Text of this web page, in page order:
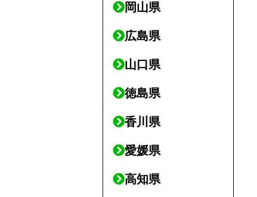
岡山県
広島県
山口県
徳島県
香川県
愛媛県
高知県